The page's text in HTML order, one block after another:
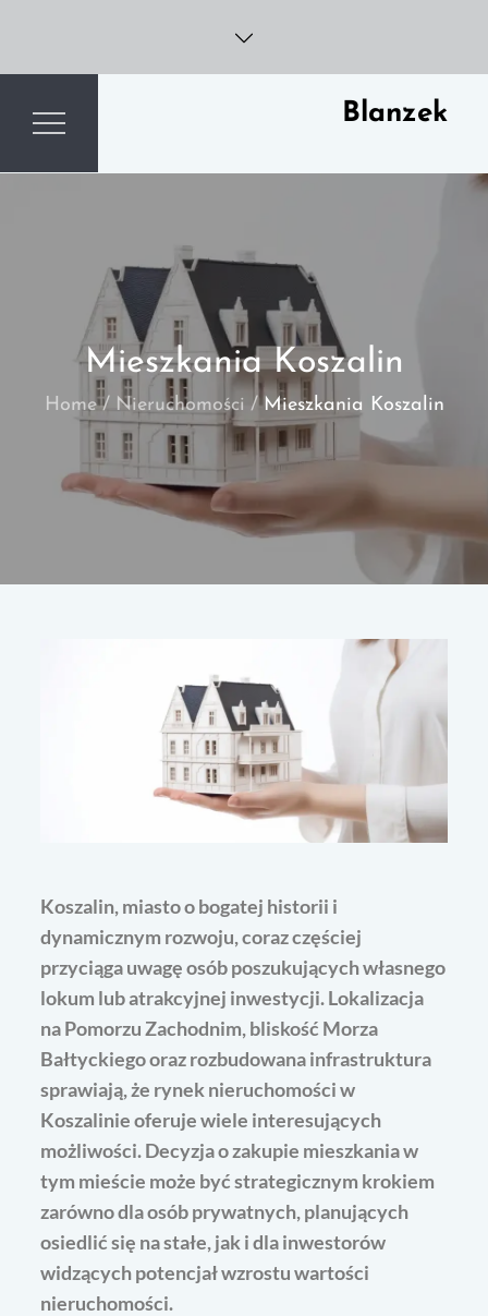
content
Blanzek
Mieszkania Koszalin
Home Nieruchomości Mieszkania Koszalin
Koszalin, miasto o bogatej historii i
dynamicznym rozwoju, coraz częściej
przyciąga uwagę osób poszukujących własnego
lokum lub atrakcyjnej inwestycji. Lokalizacja
na Pomorzu Zachodnim, bliskość Morza
Bałtyckiego oraz rozbudowana infrastruktura
sprawiają, że rynek nieruchomości w
Koszalinie oferuje wiele interesujących
możliwości. Decyzja o zakupie mieszkania w
tym mieście może być strategicznym krokiem
zarówno dla osób prywatnych, planujących
osiedlić się na stałe, jak i dla inwestorów
widzących potencjał wzrostu wartości
nieruchomości.